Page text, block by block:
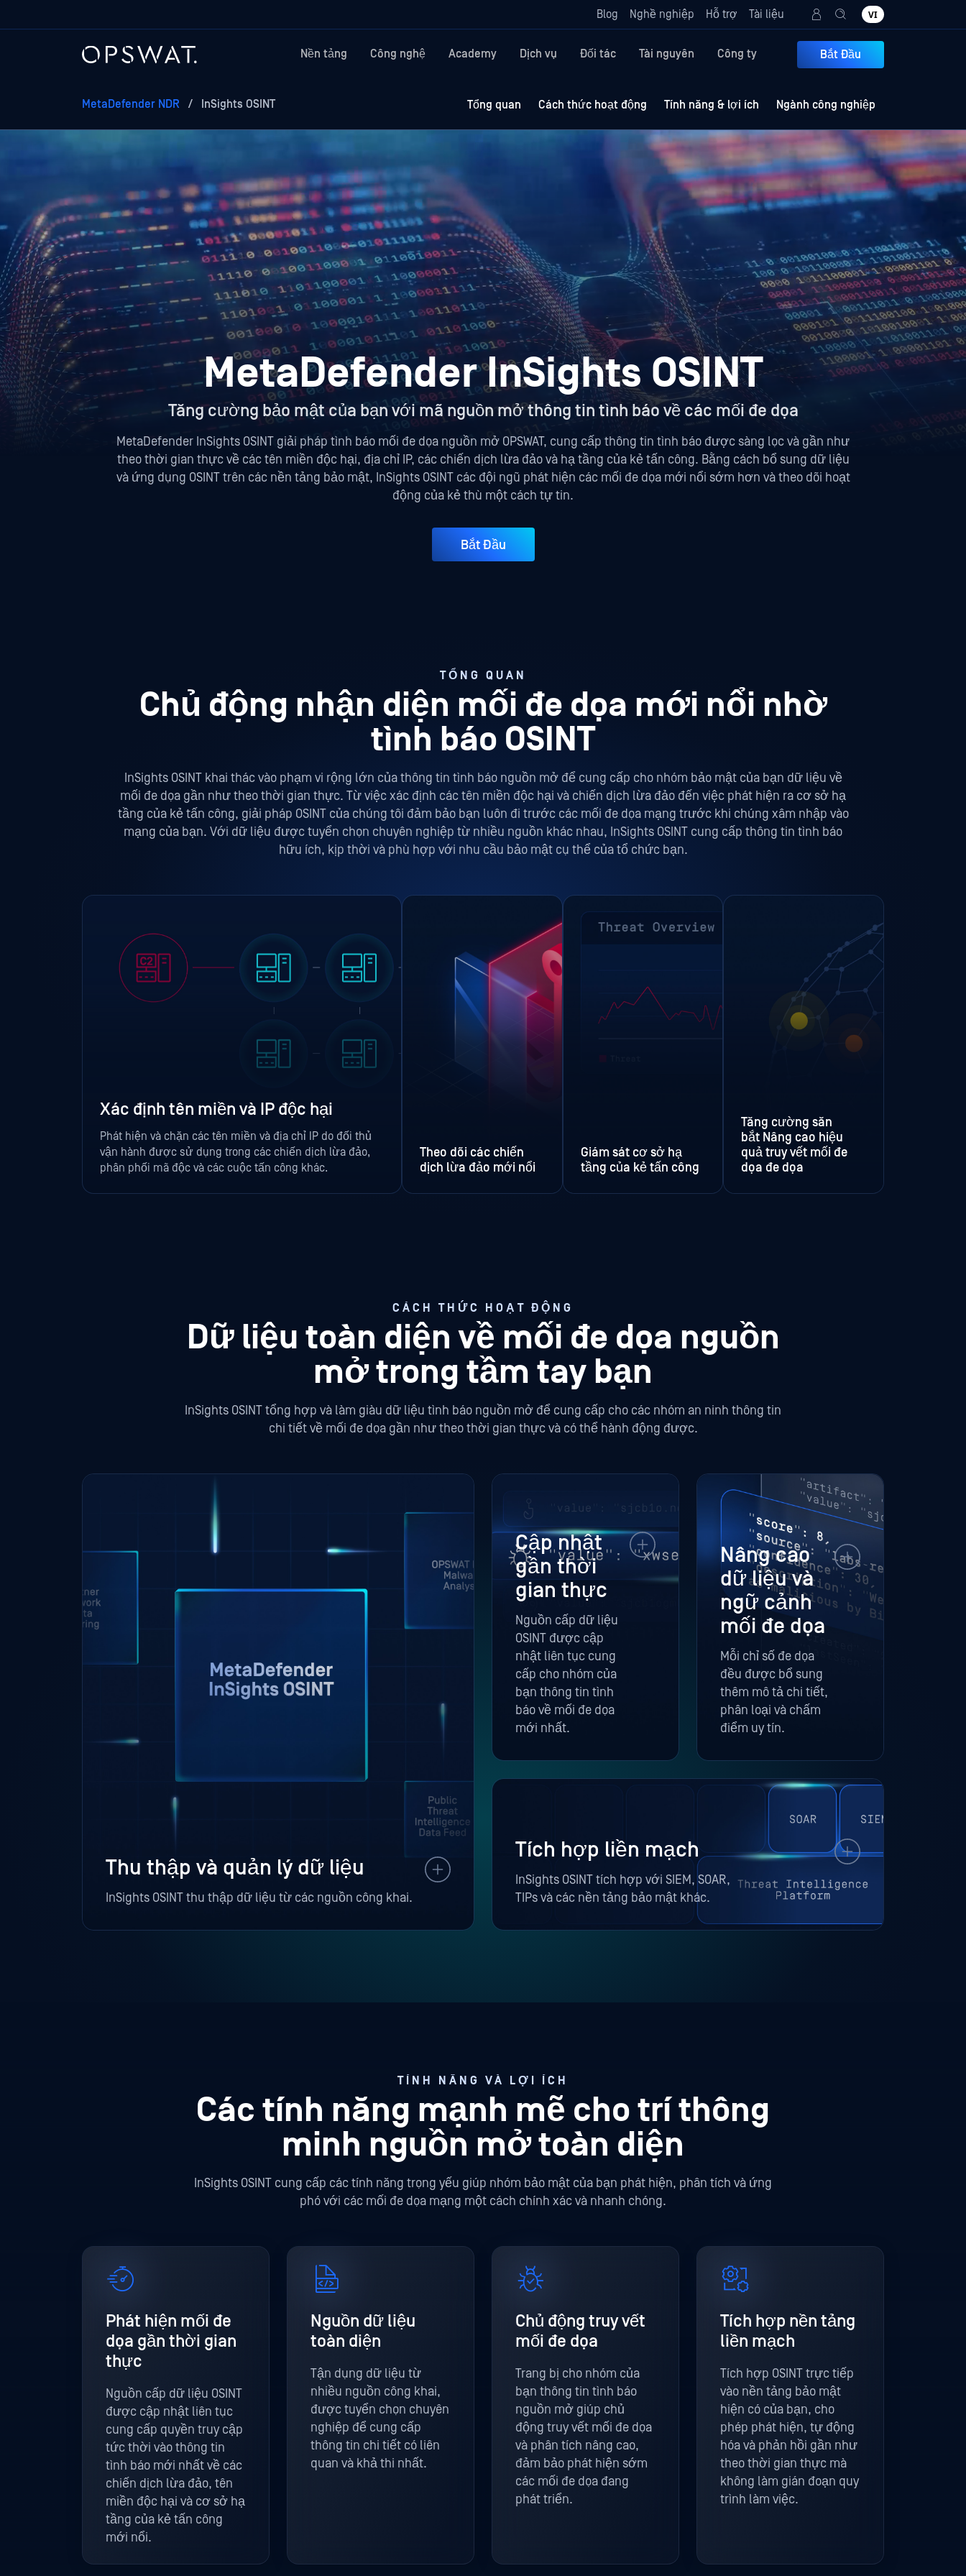
Blog Nghề nghiệp Hỗ trợ Tài liệu VI
Nền tảng Công nghệ Academy Dịch vụ Đối tác Tài nguyên Công ty Bắt Đầu
MetaDefender NDR / InSights OSINT Tổng quan Cách thức hoạt động Tính năng & lợi ích Ngành công nghiệp
MetaDefender InSights OSINT
Tăng cường bảo mật của bạn với mã nguồn mở thông tin tình báo về các mối đe dọa
MetaDefender InSights OSINT giải pháp tình báo mối đe dọa nguồn mở OPSWAT, cung cấp thông tin tình báo được sàng lọc và gần như
theo thời gian thực về các tên miền độc hại, địa chỉ IP, các chiến dịch lừa đảo và hạ tầng của kẻ tấn công. Bằng cách bổ sung dữ liệu
và ứng dụng OSINT trên các nền tảng bảo mật, InSights OSINT các đội ngũ phát hiện các mối đe dọa mới nổi sớm hơn và theo dõi hoạt
động của kẻ thù một cách tự tin.
Bắt Đầu
TỔNG QUAN
Chủ động nhận diện mối đe dọa mới nổi nhờ
tình báo OSINT
InSights OSINT khai thác vào phạm vi rộng lớn của thông tin tình báo nguồn mở để cung cấp cho nhóm bảo mật của bạn dữ liệu về
mối đe dọa gần như theo thời gian thực. Từ việc xác định các tên miền độc hại và chiến dịch lừa đảo đến việc phát hiện ra cơ sở hạ
tầng của kẻ tấn công, giải pháp OSINT của chúng tôi đảm bảo bạn luôn đi trước các mối đe dọa mạng trước khi chúng xâm nhập vào
mạng của bạn. Với dữ liệu được tuyển chọn chuyên nghiệp từ nhiều nguồn khác nhau, InSights OSINT cung cấp thông tin tình báo
hữu ích, kịp thời và phù hợp với nhu cầu bảo mật cụ thể của tổ chức bạn.
Xác định tên miền và IP độc hại
Phát hiện và chặn các tên miền và địa chỉ IP do đối thủ
vận hành được sử dụng trong các chiến dịch lừa đảo,
phân phối mã độc và các cuộc tấn công khác.
Theo dõi các chiến
dịch lừa đảo mới nổi
Giám sát cơ sở hạ
tầng của kẻ tấn công
Tăng cường săn
bắt Nâng cao hiệu
quả truy vết mối đe
dọa đe dọa
CÁCH THỨC HOẠT ĐỘNG
Dữ liệu toàn diện về mối đe dọa nguồn
mở trong tầm tay bạn
InSights OSINT tổng hợp và làm giàu dữ liệu tình báo nguồn mở để cung cấp cho các nhóm an ninh thông tin
chi tiết về mối đe dọa gần như theo thời gian thực và có thể hành động được.
Thu thập và quản lý dữ liệu
InSights OSINT thu thập dữ liệu từ các nguồn công khai.
Cập nhật
gần thời
gian thực
Nguồn cấp dữ liệu
OSINT được cập
nhật liên tục cung
cấp cho nhóm của
bạn thông tin tình
báo về mối đe dọa
mới nhất.
Nâng cao
dữ liệu và
ngữ cảnh
mối đe dọa
Mỗi chỉ số đe dọa
đều được bổ sung
thêm mô tả chi tiết,
phân loại và chấm
điểm uy tín.
Tích hợp liền mạch
InSights OSINT tích hợp với SIEM, SOAR,
TIPs và các nền tảng bảo mật khác.
TÍNH NĂNG VÀ LỢI ÍCH
Các tính năng mạnh mẽ cho trí thông
minh nguồn mở toàn diện
InSights OSINT cung cấp các tính năng trọng yếu giúp nhóm bảo mật của bạn phát hiện, phân tích và ứng
phó với các mối đe dọa mạng một cách chính xác và nhanh chóng.
Phát hiện mối đe
dọa gần thời gian
thực
Nguồn cấp dữ liệu OSINT
được cập nhật liên tục
cung cấp quyền truy cập
tức thời vào thông tin
tình báo mới nhất về các
chiến dịch lừa đảo, tên
miền độc hại và cơ sở hạ
tầng của kẻ tấn công
mới nổi.
Nguồn dữ liệu
toàn diện
Tận dụng dữ liệu từ
nhiều nguồn công khai,
được tuyển chọn chuyên
nghiệp để cung cấp
thông tin chi tiết có liên
quan và khả thi nhất.
Chủ động truy vết
mối đe dọa
Trang bị cho nhóm của
bạn thông tin tình báo
nguồn mở giúp chủ
động truy vết mối đe dọa
và phân tích nâng cao,
đảm bảo phát hiện sớm
các mối đe dọa đang
phát triển.
Tích hợp nền tảng
liền mạch
Tích hợp OSINT trực tiếp
vào nền tảng bảo mật
hiện có của bạn, cho
phép phát hiện, tự động
hóa và phản hồi gần như
theo thời gian thực mà
không làm gián đoạn quy
trình làm việc.